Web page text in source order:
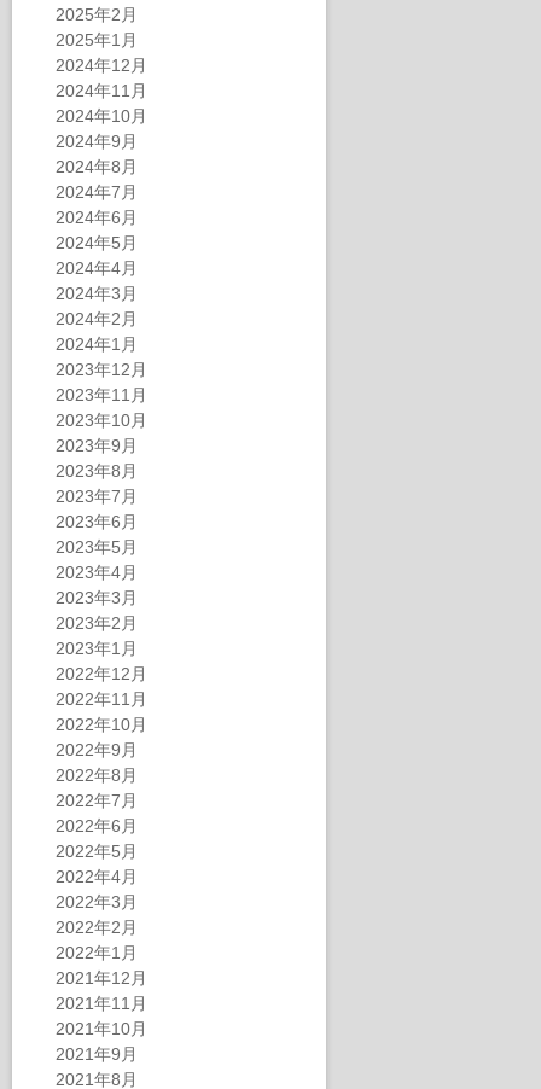
2025年2月
2025年1月
2024年12月
2024年11月
2024年10月
2024年9月
2024年8月
2024年7月
2024年6月
2024年5月
2024年4月
2024年3月
2024年2月
2024年1月
2023年12月
2023年11月
2023年10月
2023年9月
2023年8月
2023年7月
2023年6月
2023年5月
2023年4月
2023年3月
2023年2月
2023年1月
2022年12月
2022年11月
2022年10月
2022年9月
2022年8月
2022年7月
2022年6月
2022年5月
2022年4月
2022年3月
2022年2月
2022年1月
2021年12月
2021年11月
2021年10月
2021年9月
2021年8月